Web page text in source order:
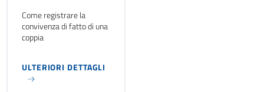
Come registrare la
convivenza di fatto di una
coppia
ULTERIORI DETTAGLI